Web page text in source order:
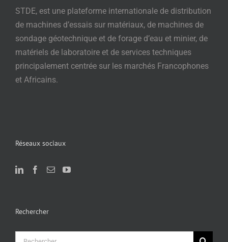
STDE, est une plateforme internationale de distribution
de machines d’essais sur matériaux, de machines de
sondage géotechnique et de forage d’eau et minier, de
matériels de laboratoire et de services techniques
principalement centrée sur les marchés Francophones
et Africains.
Réseaux sociaux
Rechercher
Rechercher: